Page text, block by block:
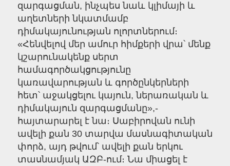
զարգացման, ինչպես նաև կլիմայի և
աղետների նկատմամբ
դիմակայունության ոլորտներում։
«Հենվելով մեր ամուր հիմքերի վրա՝ մենք
կշարունակենք սերտ
համագործակցությունը
կառավարության և գործընկերների
հետ՝ աջակցելու կայուն, ներառական և
դիմակայուն զարգացմանը»,-
հայտարարել է նա։ Սաբիրովան ունի
ավելի քան 30 տարվա մասնագիտական
փորձ, այդ թվում՝ ավելի քան երկու
տասնամյակ ԱԶԲ-ում։ Նա միացել է